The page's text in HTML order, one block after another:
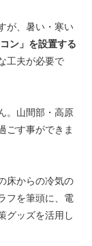
が、暑い・寒い
ン」を設置する
工夫が必要で
。山間部・高原
ごす事ができま
床からの冷気の
フを筆頭に、電
グッズを活用し